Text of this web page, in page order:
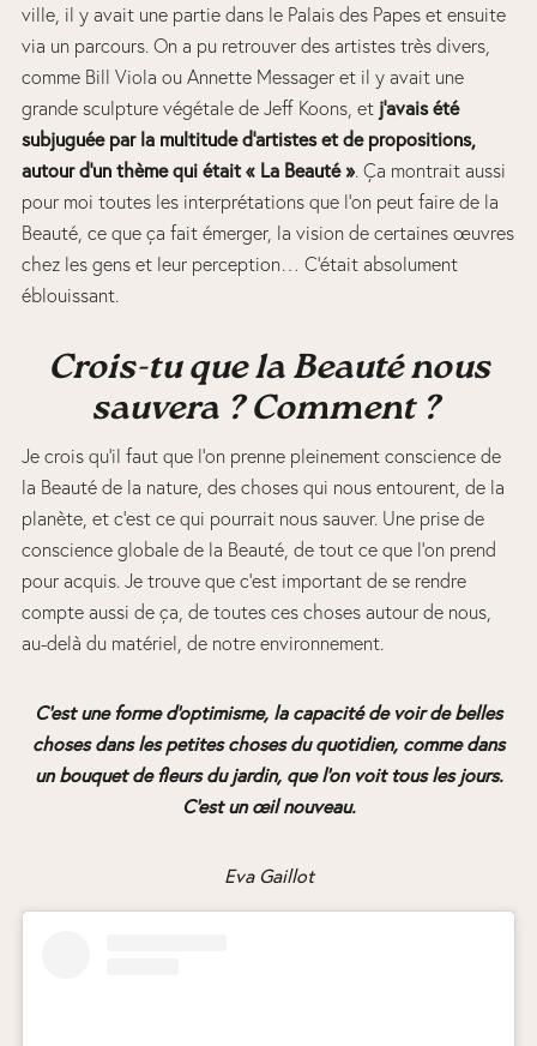
ville, il y avait une partie dans le Palais des Papes et ensuite
via un parcours. On a pu retrouver des artistes très divers,
comme Bill Viola ou Annette Messager et il y avait une
grande sculpture végétale de Jeff Koons, etj’avais été
subjuguée par la multitude d’artistes et de propositions,
autour d’un thème qui était « La Beauté ». Ça montrait aussi
pour moi toutes les interprétations que l’on peut faire de la
Beauté, ce que ça fait émerger, la vision de certaines œuvres
chez les gens et leur perception… C’était absolument
éblouissant.
Crois-tu que la Beauté nous
sauvera ? Comment ?
Je crois qu’il faut que l’on prenne pleinement conscience de
la Beauté de la nature, des choses qui nous entourent, de la
planète, et c’est ce qui pourrait nous sauver. Une prise de
conscience globale de la Beauté, de tout ce que l’on prend
pour acquis. Je trouve que c’est important de se rendre
compte aussi de ça, de toutes ces choses autour de nous,
au-delà du matériel, de notre environnement.
C’est une forme d’optimisme, la capacité de voir de belles
choses dans les petites choses du quotidien, comme dans
un bouquet de fleurs du jardin, que l’on voit tous les jours.
C’est un œil nouveau.
Eva Gaillot